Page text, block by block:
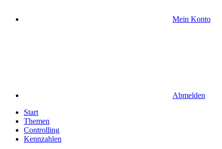
Mein Konto
Abmelden
Start
Themen
Controlling
Kennzahlen